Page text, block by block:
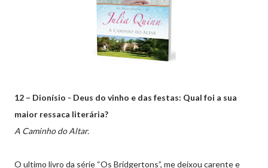
12 – Dionísio - Deus do vinho e das festas: Qual foi a sua
maior ressaca literária?
A Caminho do Altar.
O ultimo livro da série “Os Bridgertons”, me deixou carente e